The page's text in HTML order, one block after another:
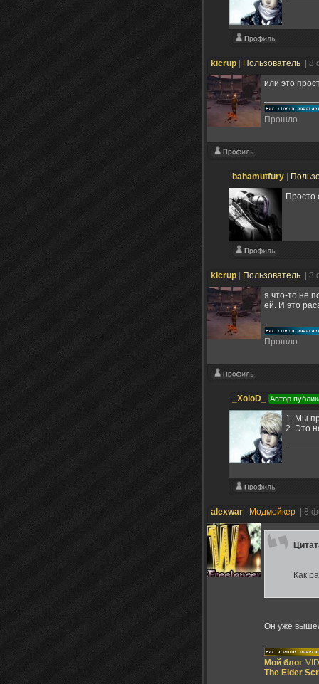
kicrup Пользователь
| 8
или это
Прошло
bahamutfury
Просто
kicrup Пользователь
| 8
я что-то не
ей. И это
Прошло
_XoloD_ Автор
1. Мы
2. Это
alexwar Модмейкер | 8
Как
Он уже
Мой блог-
The Elder